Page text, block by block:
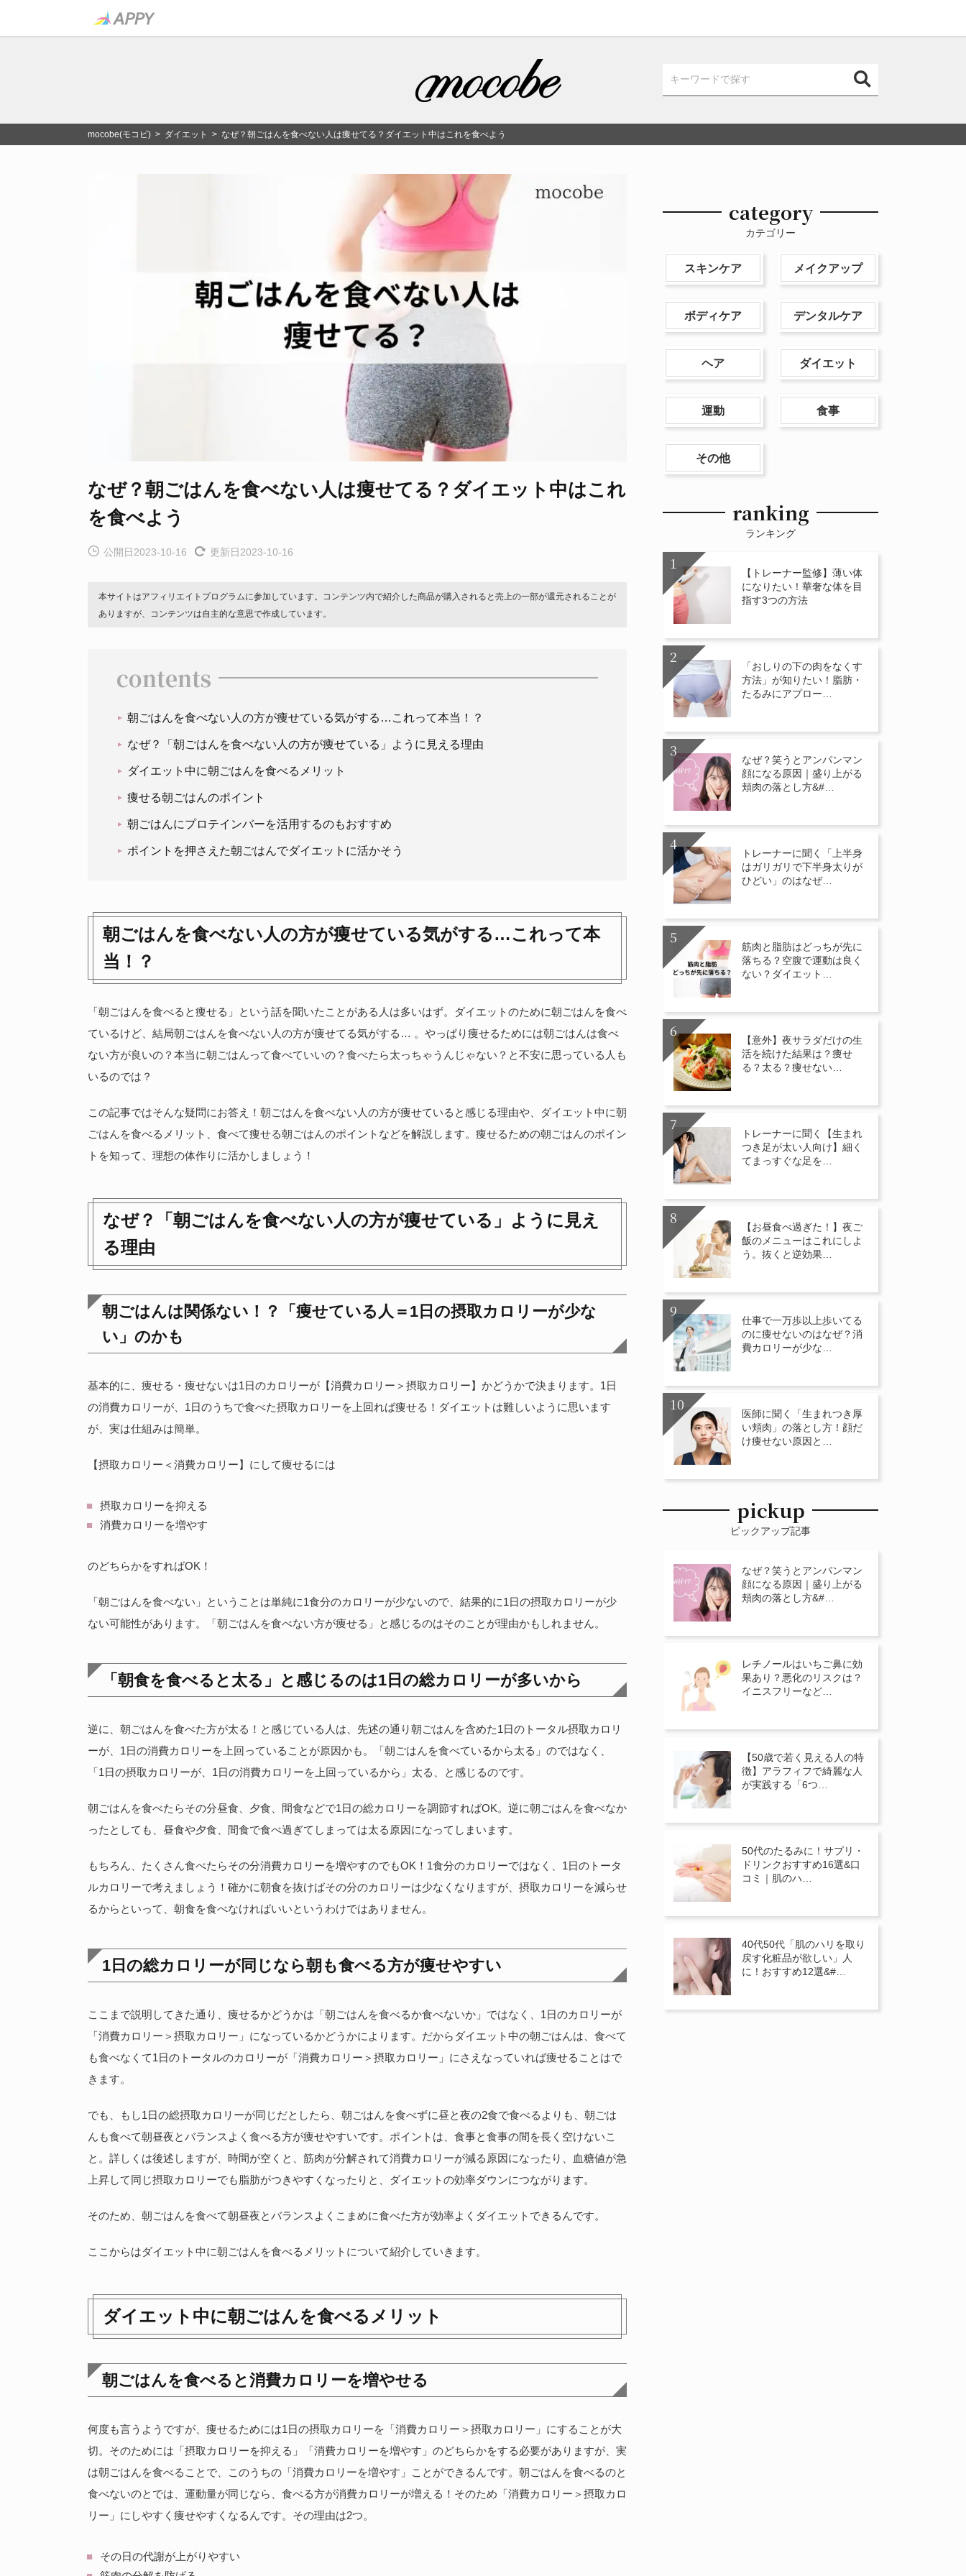
mocobe(モコビ) > ダイエット > なぜ？朝ごはんを食べない人は痩せてる？ダイエット中はこれを食べよう
なぜ？朝ごはんを食べない人は痩せてる？ダイエット中はこれ
を食べよう
公開日2023-10-16 更新日2023-10-16
本サイトはアフィリエイトプログラムに参加しています。コンテンツ内で紹介した商品が購入されると売上の一部が還元されることが
ありますが、コンテンツは自主的な意思で作成しています。
contents
朝ごはんを食べない人の方が痩せている気がする…これって本当！？
なぜ？「朝ごはんを食べない人の方が痩せている」ように見える理由
ダイエット中に朝ごはんを食べるメリット
痩せる朝ごはんのポイント
朝ごはんにプロテインバーを活用するのもおすすめ
ポイントを押さえた朝ごはんでダイエットに活かそう
朝ごはんを食べない人の方が痩せている気がする…これって本
当！？
「朝ごはんを食べると痩せる」という話を聞いたことがある人は多いはず。ダイエットのために朝ごはんを食べ
ているけど、結局朝ごはんを食べない人の方が痩せてる気がする… 。やっぱり痩せるためには朝ごはんは食べ
ない方が良いの？本当に朝ごはんって食べていいの？食べたら太っちゃうんじゃない？と不安に思っている人も
いるのでは？
この記事ではそんな疑問にお答え！朝ごはんを食べない人の方が痩せていると感じる理由や、ダイエット中に朝
ごはんを食べるメリット、食べて痩せる朝ごはんのポイントなどを解説します。痩せるための朝ごはんのポイン
トを知って、理想の体作りに活かしましょう！
なぜ？「朝ごはんを食べない人の方が痩せている」ように見え
る理由
朝ごはんは関係ない！？「痩せている人＝1日の摂取カロリーが少な
い」のかも
基本的に、痩せる・痩せないは1日のカロリーが【消費カロリー＞摂取カロリー】かどうかで決まります。1日
の消費カロリーが、1日のうちで食べた摂取カロリーを上回れば痩せる！ダイエットは難しいように思います
が、実は仕組みは簡単。
【摂取カロリー＜消費カロリー】にして痩せるには
摂取カロリーを抑える
消費カロリーを増やす
のどちらかをすればOK！
「朝ごはんを食べない」ということは単純に1食分のカロリーが少ないので、結果的に1日の摂取カロリーが少
ない可能性があります。「朝ごはんを食べない方が痩せる」と感じるのはそのことが理由かもしれません。
「朝食を食べると太る」と感じるのは1日の総カロリーが多いから
逆に、朝ごはんを食べた方が太る！と感じている人は、先述の通り朝ごはんを含めた1日のトータル摂取カロリ
ーが、1日の消費カロリーを上回っていることが原因かも。「朝ごはんを食べているから太る」のではなく、
「1日の摂取カロリーが、1日の消費カロリーを上回っているから」太る、と感じるのです。
朝ごはんを食べたらその分昼食、夕食、間食などで1日の総カロリーを調節すればOK。逆に朝ごはんを食べなか
ったとしても、昼食や夕食、間食で食べ過ぎてしまっては太る原因になってしまいます。
もちろん、たくさん食べたらその分消費カロリーを増やすのでもOK！1食分のカロリーではなく、1日のトータ
ルカロリーで考えましょう！確かに朝食を抜けばその分のカロリーは少なくなりますが、摂取カロリーを減らせ
るからといって、朝食を食べなければいいというわけではありません。
1日の総カロリーが同じなら朝も食べる方が痩せやすい
ここまで説明してきた通り、痩せるかどうかは「朝ごはんを食べるか食べないか」ではなく、1日のカロリーが
「消費カロリー＞摂取カロリー」になっているかどうかによります。だからダイエット中の朝ごはんは、食べて
も食べなくて1日のトータルのカロリーが「消費カロリー＞摂取カロリー」にさえなっていれば痩せることはで
きます。
でも、もし1日の総摂取カロリーが同じだとしたら、朝ごはんを食べずに昼と夜の2食で食べるよりも、朝ごは
んも食べて朝昼夜とバランスよく食べる方が痩せやすいです。ポイントは、食事と食事の間を長く空けないこ
と。詳しくは後述しますが、時間が空くと、筋肉が分解されて消費カロリーが減る原因になったり、血糖値が急
上昇して同じ摂取カロリーでも脂肪がつきやすくなったりと、ダイエットの効率ダウンにつながります。
そのため、朝ごはんを食べて朝昼夜とバランスよくこまめに食べた方が効率よくダイエットできるんです。
ここからはダイエット中に朝ごはんを食べるメリットについて紹介していきます。
ダイエット中に朝ごはんを食べるメリット
朝ごはんを食べると消費カロリーを増やせる
何度も言うようですが、痩せるためには1日の摂取カロリーを「消費カロリー＞摂取カロリー」にすることが大
切。そのためには「摂取カロリーを抑える」「消費カロリーを増やす」のどちらかをする必要がありますが、実
は朝ごはんを食べることで、このうちの「消費カロリーを増やす」ことができるんです。朝ごはんを食べるのと
食べないのとでは、運動量が同じなら、食べる方が消費カロリーが増える！そのため「消費カロリー＞摂取カロ
リー」にしやすく痩せやすくなるんです。その理由は2つ。
その日の代謝が上がりやすい
category
カテゴリー
スキンケア メイクアップ
ボディケア デンタルケア
ヘア ダイエット
運動 食事
その他
ranking
ランキング
【トレーナー監修】薄い体
になりたい！華奢な体を目
指す3つの方法
「おしりの下の肉をなくす
方法」が知りたい！脂肪・
たるみにアプロー…
なぜ？笑うとアンパンマン
顔になる原因｜盛り上がる
頬肉の落とし方&#…
トレーナーに聞く「上半身
はガリガリで下半身太りが
ひどい」のはなぜ…
筋肉と脂肪はどっちが先に
落ちる？空腹で運動は良く
ない？ダイエット…
【意外】夜サラダだけの生
活を続けた結果は？痩せ
る？太る？痩せない…
トレーナーに聞く【生まれ
つき足が太い人向け】細く
てまっすぐな足を…
【お昼食べ過ぎた！】夜ご
飯のメニューはこれにしよ
う。抜くと逆効果…
仕事で一万歩以上歩いてる
のに痩せないのはなぜ？消
費カロリーが少な…
医師に聞く「生まれつき厚
い頬肉」の落とし方！顔だ
け痩せない原因と…
pickup
ピックアップ記事
なぜ？笑うとアンパンマン
顔になる原因｜盛り上がる
頬肉の落とし方&#…
レチノールはいちご鼻に効
果あり？悪化のリスクは？
イニスフリーなど…
【50歳で若く見える人の特
徴】アラフィフで綺麗な人
が実践する「6つ…
50代のたるみに！サプリ・
ドリンクおすすめ16選&口
コミ｜肌のハ…
40代50代「肌のハリを取り
戻す化粧品が欲しい」人
に！おすすめ12選&#…